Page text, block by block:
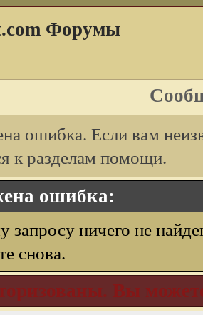
Форумы
ошибка. Если вам
к разделам помощи.
ошибка:
запросу ничего не
снова.
Вы